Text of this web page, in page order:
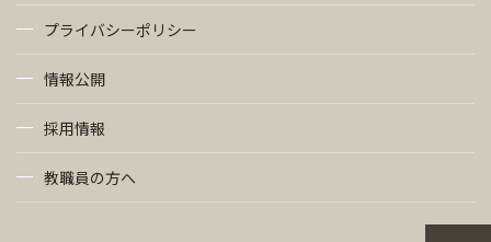
プライバシーポリシー
情報公開
採用情報
教職員の方へ